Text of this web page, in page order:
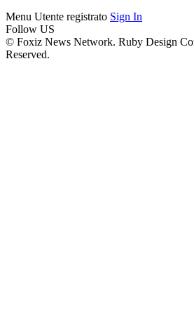
Menu Utente registrato Sign In
Follow US
© Foxiz News Network. Ruby Design
Reserved.